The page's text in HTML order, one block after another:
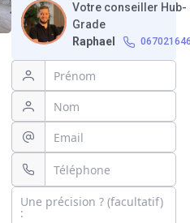
Votre conseiller Hub-
Grade
Raphael